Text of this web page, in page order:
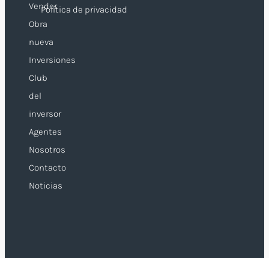
Vender
Obra
nueva
Inversiones
Club
del
inversor
Agentes
Nosotros
Contacto
Noticias
Política de privacidad